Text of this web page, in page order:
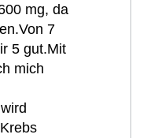
mg, da
7
5 gut.Mit
mich